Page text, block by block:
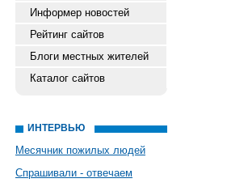
Информер новостей
Рейтинг сайтов
Блоги местных жителей
Каталог сайтов
ИНТЕРВЬЮ
Месячник пожилых людей
Спрашивали - отвечаем